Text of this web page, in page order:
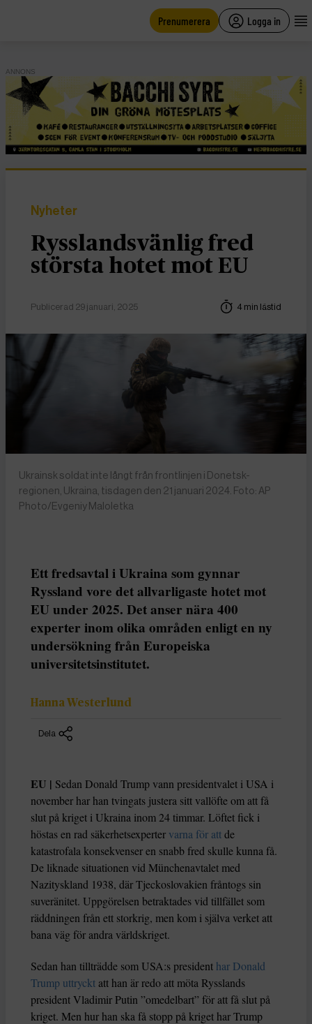
Prenumerera Logga in
ANNONS
Nyheter
Rysslandsvänlig fred
största hotet mot EU
Publicerad 29 januari, 2025 4 min lästid
Ukrainsk soldat inte långt från frontlinjen i Donetsk-
regionen, Ukraina, tisdagen den 21 januari 2024. Foto: AP
Photo/Evgeniy Maloletka
Ett fredsavtal i Ukraina som gynnar
Ryssland vore det allvarligaste hotet mot
EU under 2025. Det anser nära 400
experter inom olika områden enligt en ny
undersökning från Europeiska
universitetsinstitutet.
Hanna Westerlund
Dela
EU | Sedan Donald Trump vann presidentvalet i USA i
november har han tvingats justera sitt vallöfte om att få
slut på kriget i Ukraina inom 24 timmar. Löftet fick i
höstas en rad säkerhetsexperter varna för attde
katastrofala konsekvenser en snabb fred skulle kunna få.
De liknade situationen vid Münchenavtalet med
Nazityskland 1938, där Tjeckoslovakien fråntogs sin
suveränitet. Uppgörelsen betraktades vid tillfället som
räddningen från ett storkrig, men kom i själva verket att
bana väg för andra världskriget.
Sedan han tillträdde som USA:s president har Donald
Trump uttrycktatt han är redo att möta Rysslands
president Vladimir Putin ”omedelbart” för att få slut på
kriget. Men hur han ska få stopp på kriget har Trump